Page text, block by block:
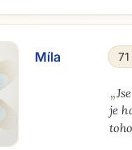
Míla
„
je